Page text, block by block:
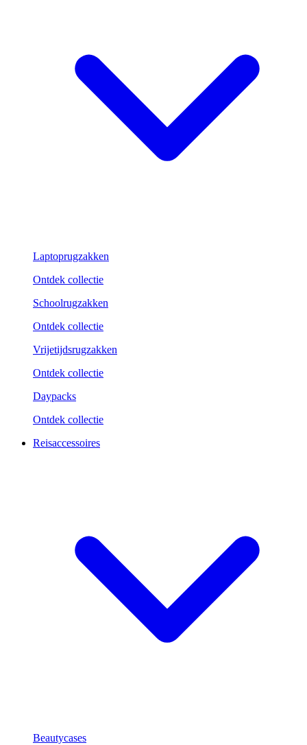
Laptoprugzakken
Ontdek collectie
Schoolrugzakken
Ontdek collectie
Vrijetijdsrugzakken
Ontdek collectie
Daypacks
Ontdek collectie
Reisaccessoires
Beautycases